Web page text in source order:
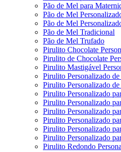
Pão de Mel para
Pão de Mel
Pão de Mel
Pão de Mel Tradicional
Pão de Mel Trufado
Pirulito Chocolate
Pirulito de Chocolate
Pirulito Mastigável
Pirulito Personalizado
Pirulito Personalizado
Pirulito Personalizado
Pirulito Personalizado
Pirulito Personalizado
Pirulito Personalizado
Pirulito Personalizado
Pirulito Personalizado
Pirulito Redondo